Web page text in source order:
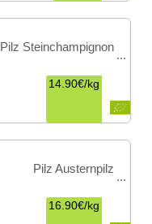
Pilz Steinchampignon
14.90€/kg
Pilz Austernpilz
16.90€/kg